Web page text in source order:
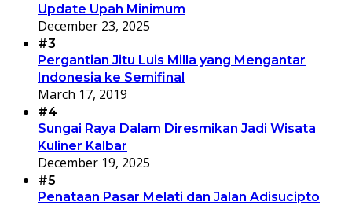
Update Upah Minimum
December 23, 2025
#3
Pergantian Jitu Luis Milla yang Mengantar
Indonesia ke Semifinal
March 17, 2019
#4
Sungai Raya Dalam Diresmikan Jadi Wisata
Kuliner Kalbar
December 19, 2025
#5
Penataan Pasar Melati dan Jalan Adisucipto